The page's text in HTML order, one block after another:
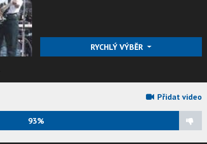
RYCHLÝ VÝBĚR
Přidat video
93%